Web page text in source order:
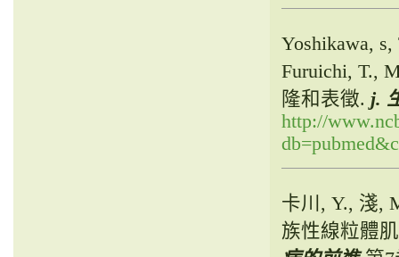
Yoshikawa,
Furuichi, T.,
隆和表徵. j.
http://
卡川, Y., 淺,
族性線粒體